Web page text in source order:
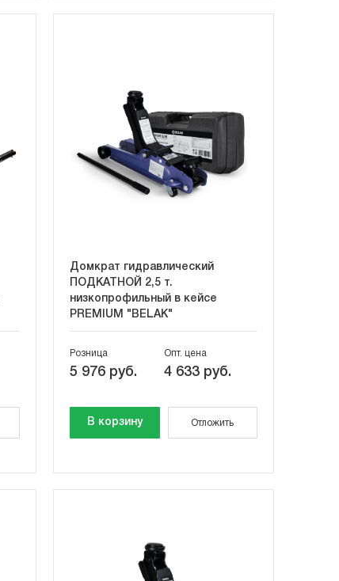
Домкрат гидравлический
ПОДКАТНОЙ 2,5 т.
низкопрофильный в кейсе
PREMIUM "BELAK"
Розница
5 976 руб.
Опт. цена
4 633 руб.
В корзину Отложить